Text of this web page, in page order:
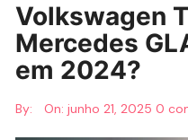
Volkswagen
Mercedes
em 2024?
By: On:junho 21, 2025 0